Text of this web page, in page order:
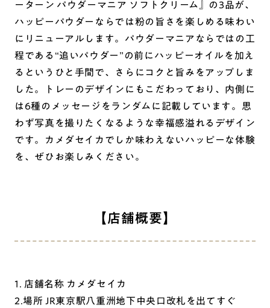
ーターン パウダーマニア ソフトクリーム』の3品が、
ハッピーパウダーならでは粉の旨さを楽しめる味わい
にリニューアルします。パウダーマニアならではの工
程である“追いパウダー”の前にハッピーオイルを加え
るというひと手間で、さらにコクと旨みをアップしま
した。トレーのデザインにもこだわっており、内側に
は6種のメッセージをランダムに記載しています。思
わず写真を撮りたくなるような幸福感溢れるデザイン
です。カメダセイカでしか味わえないハッピーな体験
を、ぜひお楽しみください。
【店舗概要】
1. 店舗名称 カメダセイカ
2.場所 JR東京駅八重洲地下中央口改札を出てすぐ